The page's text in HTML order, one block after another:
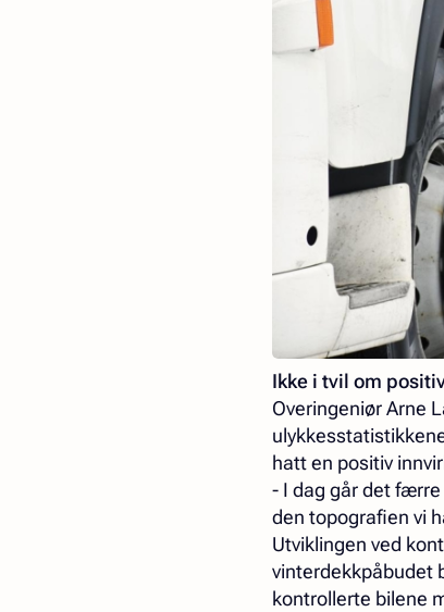
Ikke i tvil om
Overingeniør Arne
hatt en positiv
- I dag går det
den topografien vi
Utviklingen ved
vinterdekkpåbudet
kontrollerte bilene